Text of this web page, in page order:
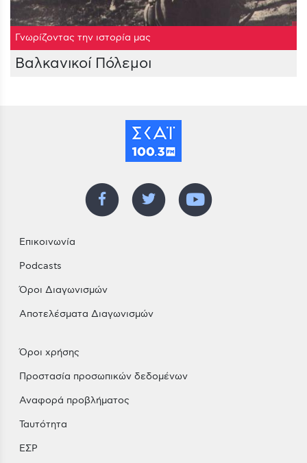
Γνωρίζοντας την ιστορία μας
Βαλκανικοί Πόλεμοι
Επικοινωνία
Podcasts
Όροι Διαγωνισμών
Αποτελέσματα Διαγωνισμών
Όροι χρήσης
Προστασία προσωπικών δεδομένων
Αναφορά προβλήματος
Ταυτότητα
ΕΣΡ